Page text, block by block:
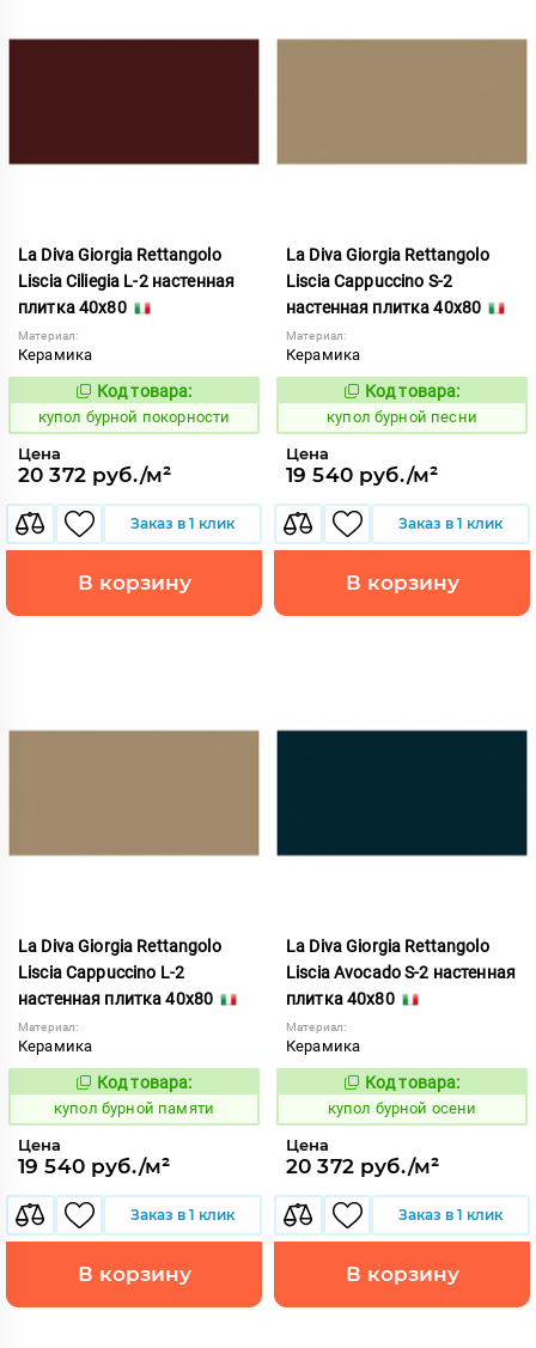
La Diva Giorgia Rettangolo
Liscia Ciliegia L-2 настенная
плитка 40x80
Материал:
Керамика
844697
Код товара:
купол бурной покорности
Цена
20 372 руб./м²
Заказ в 1 клик
В корзину
La Diva Giorgia Rettangolo
Liscia Cappuccino S-2
настенная плитка 40x80
Материал:
Керамика
844694
Код товара:
купол бурной песни
Цена
19 540 руб./м²
Заказ в 1 клик
В корзину
La Diva Giorgia Rettangolo
Liscia Cappuccino L-2
настенная плитка 40x80
Материал:
Керамика
844693
Код товара:
купол бурной памяти
Цена
19 540 руб./м²
Заказ в 1 клик
В корзину
La Diva Giorgia Rettangolo
Liscia Avocado S-2 настенная
плитка 40x80
Материал:
Керамика
844690
Код товара:
купол бурной осени
Цена
20 372 руб./м²
Заказ в 1 клик
В корзину